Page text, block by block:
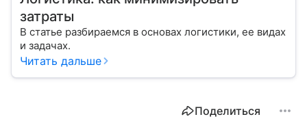
затраты
В статье разбираемся в основах логистики, ее видах
и задачах.
Читать дальше
Поделиться